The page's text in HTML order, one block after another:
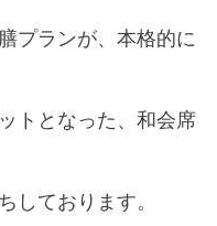
プランが、本格的に
トとなった、和会席
しております。